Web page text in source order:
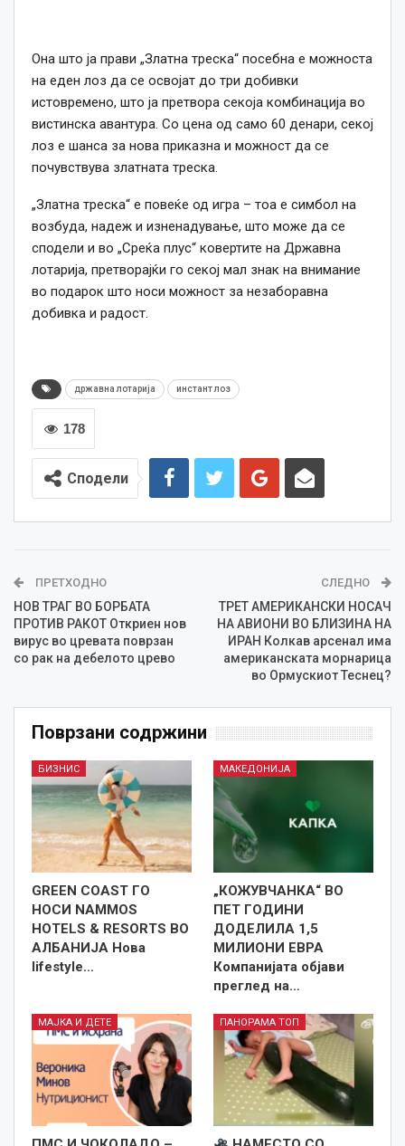
Она што ја прави „Златна треска“ посебна е можноста
на еден лоз да се освојат до три добивки
истовремено, што ја претвора секоја комбинација во
вистинска авантура. Со цена од само 60 денари, секој
лоз е шанса за нова приказна и можност да се
почувствува златната треска.
„Златна треска“ е повеќе од игра – тоа е симбол на
возбуда, надеж и изненадување, што може да се
сподели и во „Среќа плус“ ковертите на Државна
лотарија, претворајќи го секој мал знак на внимание
во подарок што носи можност за незаборавна
добивка и радост.
државна лотарија инстант лоз
178
Сподели
ПРЕТХОДНО
НОВ ТРАГ ВО БОРБАТА
ПРОТИВ РАКОТ Откриен нов
вирус во цревата поврзан
со рак на дебелото црево
СЛЕДНО
ТРЕТ АМЕРИКАНСКИ НОСАЧ
НА АВИОНИ ВО БЛИЗИНА НА
ИРАН Колкав арсенал има
американската морнарица
во Ормускиот Теснец?
Поврзани содржини
БИЗНИС
GREEN COAST ГО
НОСИ NAMMOS
HOTELS & RESORTS ВО
АЛБАНИЈА Нова
lifestyle…
МАКЕДОНИЈА
„КОЖУВЧАНКА“ ВО
ПЕТ ГОДИНИ
ДОДЕЛИЛА 1,5
МИЛИОНИ ЕВРА
Компанијата објави
преглед на…
МАЈКА И ДЕТЕ ПАНОРАМА ТОП